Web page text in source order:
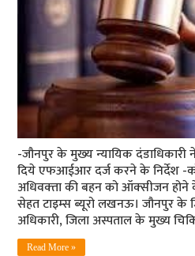
-जौनपुर के मुख्‍य न्‍यायिक दंडाधिकारी
दिये एफआईआर दर्ज करने के निर्देश -
अधिवक्‍ता की बहन को ऑक्‍सीजन होने
सेहत टाइम्‍स ब्‍यूरो लखनऊ। जौनपुर के
अधिकारी, जिला अस्पताल के मुख्य
Read More »